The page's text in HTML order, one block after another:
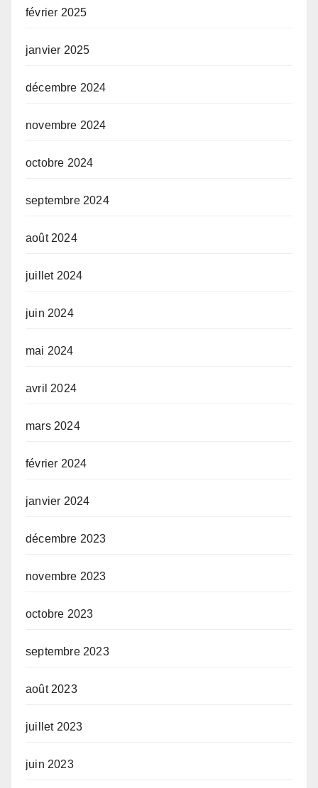
février 2025
janvier 2025
décembre 2024
novembre 2024
octobre 2024
septembre 2024
août 2024
juillet 2024
juin 2024
mai 2024
avril 2024
mars 2024
février 2024
janvier 2024
décembre 2023
novembre 2023
octobre 2023
septembre 2023
août 2023
juillet 2023
juin 2023